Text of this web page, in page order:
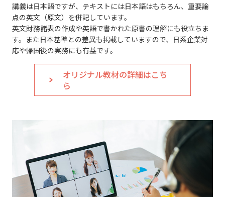
講義は日本語ですが、テキストには日本語はもちろん、重要論
点の英文（原文）を併記しています。
英文財務諸表の作成や英語で書かれた原書の理解にも役立ちま
す。また日本基準との差異も掲載していますので、日系企業対
応や帰国後の実務にも有益です。
オリジナル教材の詳細はこち
ら